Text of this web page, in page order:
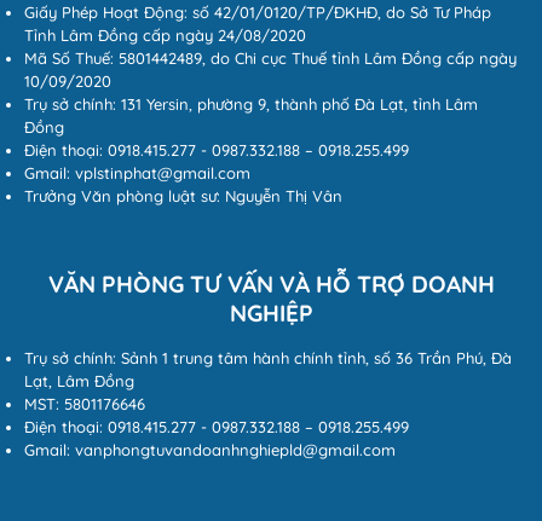
Giấy Phép Hoạt Động: số 42/01/0120/TP/ĐKHĐ, do Sở Tư Pháp
Tỉnh Lâm Đồng cấp ngày 24/08/2020
Mã Số Thuế: 5801442489, do Chi cục Thuế tỉnh Lâm Đồng cấp ngày
10/09/2020
Trụ sở chính: 131 Yersin, phường 9, thành phố Đà Lạt, tỉnh Lâm
Đồng
Điện thoại: 0918.415.277 - 0987.332.188 – 0918.255.499
Gmail: vplstinphat@gmail.com
Trưởng Văn phòng luật sư: Nguyễn Thị Vân
VĂN PHÒNG TƯ VẤN VÀ HỖ TRỢ DOANH
NGHIỆP
Trụ sở chính: Sảnh 1 trung tâm hành chính tỉnh, số 36 Trần Phú, Đà
Lạt, Lâm Đồng
MST: 5801176646
Điện thoại: 0918.415.277 - 0987.332.188 – 0918.255.499
Gmail: vanphongtuvandoanhnghiepld@gmail.com